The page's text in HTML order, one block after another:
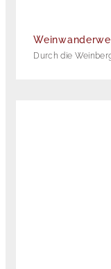
Durch die